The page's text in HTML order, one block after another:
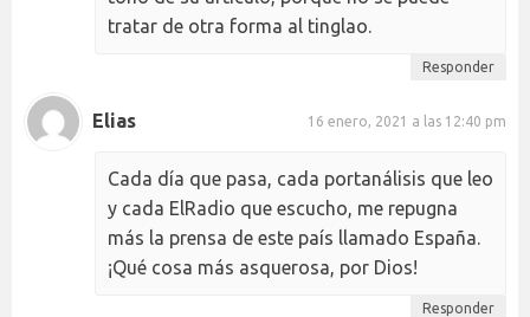
tratar de otra forma al tinglao.
Responder
Elias 16 enero, 2021 a las 12:40 pm
Cada día que pasa, cada portanálisis que leo
y cada ElRadio que escucho, me repugna
más la prensa de este país llamado España.
¡Qué cosa más asquerosa, por Dios!
Responder